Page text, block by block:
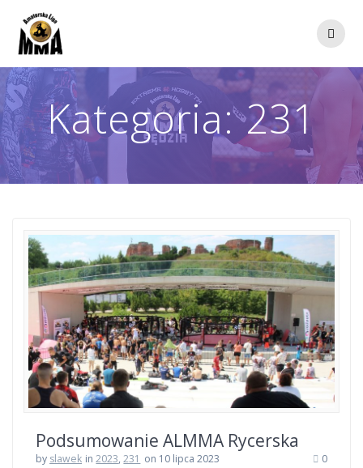
Kategoria:231
Podsumowanie ALMMA Rycerska
by slawek in2023,231 on 10 lipca 2023 0